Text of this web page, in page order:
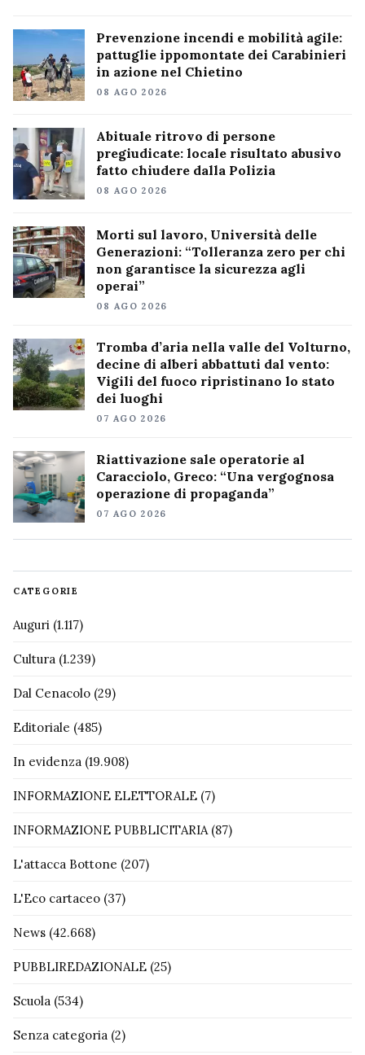
Prevenzione incendi e mobilità agile:
pattuglie ippomontate dei Carabinieri
in azione nel Chietino
08 AGO 2026
Abituale ritrovo di persone
pregiudicate: locale risultato abusivo
fatto chiudere dalla Polizia
08 AGO 2026
Morti sul lavoro, Università delle
Generazioni: “Tolleranza zero per chi
non garantisce la sicurezza agli
operai”
08 AGO 2026
Tromba d’aria nella valle del Volturno,
decine di alberi abbattuti dal vento:
Vigili del fuoco ripristinano lo stato
dei luoghi
07 AGO 2026
Riattivazione sale operatorie al
Caracciolo, Greco: “Una vergognosa
operazione di propaganda”
07 AGO 2026
CATEGORIE
Auguri (1.117)
Cultura (1.239)
Dal Cenacolo (29)
Editoriale (485)
In evidenza (19.908)
INFORMAZIONE ELETTORALE (7)
INFORMAZIONE PUBBLICITARIA(87)
L'attacca Bottone (207)
L'Eco cartaceo (37)
News (42.668)
PUBBLIREDAZIONALE (25)
Scuola (534)
Senza categoria (2)